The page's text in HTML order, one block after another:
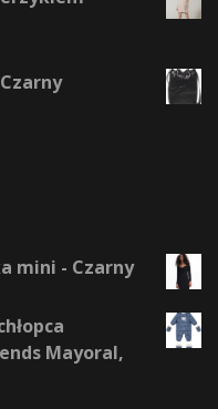
mini - Czarny
Mayoral,